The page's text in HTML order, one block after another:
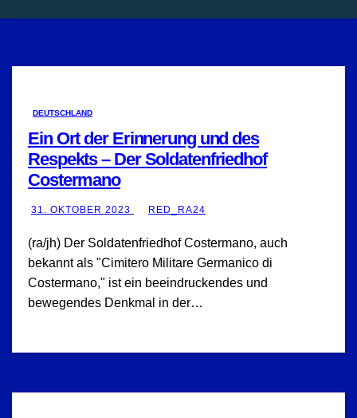
DEUTSCHLAND
Ein Ort der Erinnerung und des
Respekts – Der Soldatenfriedhof
Costermano
31. OKTOBER 2023 RED_RA24
(ra/jh) Der Soldatenfriedhof Costermano, auch
bekannt als "Cimitero Militare Germanico di
Costermano," ist ein beeindruckendes und
bewegendes Denkmal in der…